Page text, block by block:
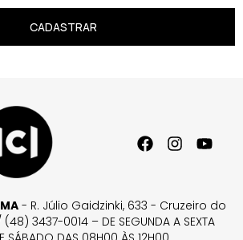
CADASTRAR
- R. Júlio Gaidzinki, 633 - Cruzeiro do
3437-0014 – DE SEGUNDA A SEXTA